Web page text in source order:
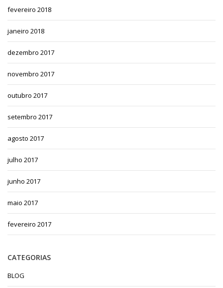
fevereiro 2018
janeiro 2018
dezembro 2017
novembro 2017
outubro 2017
setembro 2017
agosto 2017
julho 2017
junho 2017
maio 2017
fevereiro 2017
CATEGORIAS
BLOG